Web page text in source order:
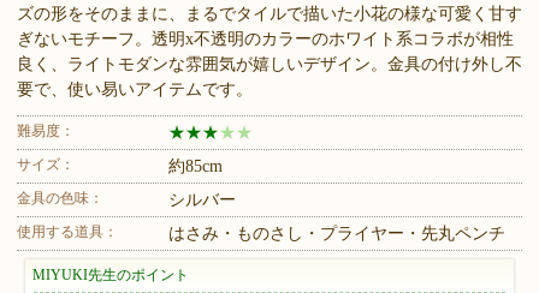
ズの形をそのままに、まるでタイルで描いた小花の様な可愛く甘す
ぎないモチーフ。透明x不透明のカラーのホワイト系コラボが相性
良く、ライトモダンな雰囲気が嬉しいデザイン。金具の付け外し不
要で、使い易いアイテムです。
難易度： ★★★ ★ ★
サイズ： 約85cm
金具の色味： シルバー
使用する道具： はさみ・ものさし・プライヤー・先丸ペンチ
MIYUKI先生のポイント